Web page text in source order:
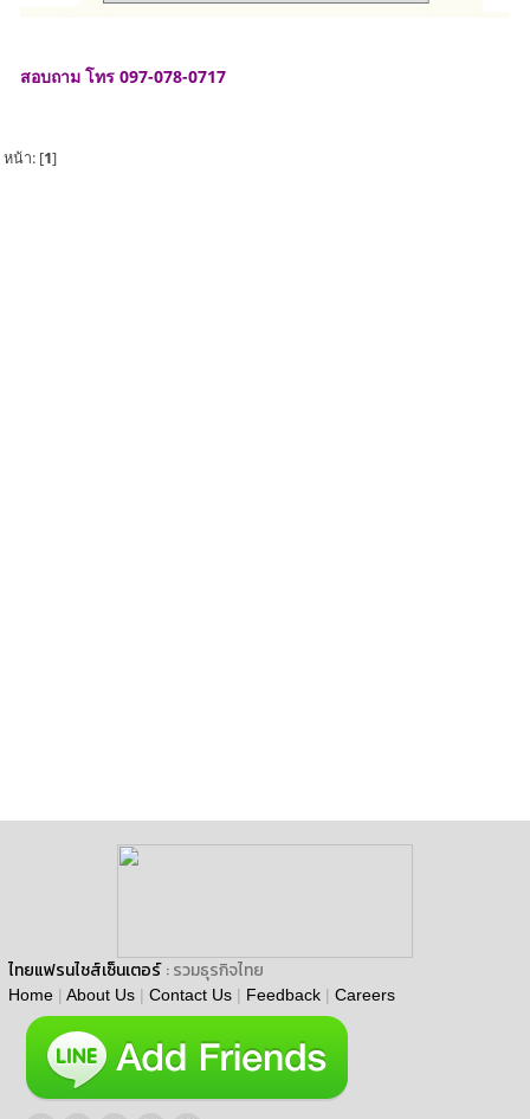
สอบถาม โทร 097-078-0717
หน้า: [1]
ไทยแฟรนไชส์เซ็นเตอร์ : รวมธุรกิจไทย
Home | About Us | Contact Us | Feedback | Careers